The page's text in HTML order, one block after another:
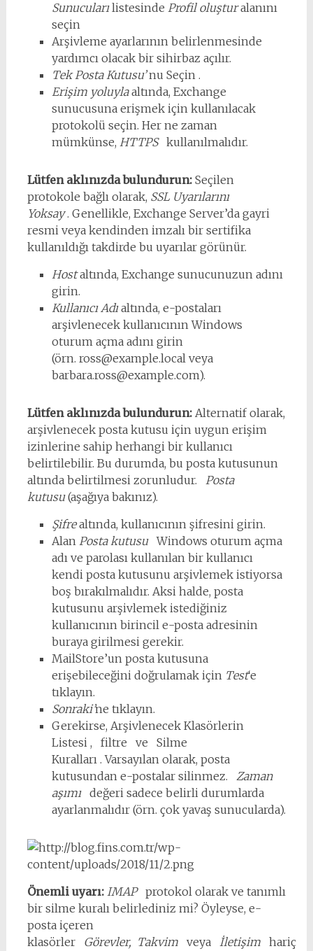
Sunucularılistesinde Profil oluşturalanını
seçin
Arşivleme ayarlarının belirlenmesinde
yardımcı olacak bir sihirbaz açılır.
Tek Posta Kutusu’nu Seçin .
Erişim yoluylaaltında, Exchange
sunucusuna erişmek için kullanılacak
protokolü seçin. Her ne zaman
mümkünse, HTTPSkullanılmalıdır.
Lütfen aklınızda bulundurun:Seçilen
protokole bağlı olarak, SSL Uyarılarını
Yoksay. Genellikle, Exchange Server’da gayri
resmi veya kendinden imzalı bir sertifika
kullanıldığı takdirde bu uyarılar görünür.
Hostaltında, Exchange sunucunuzun adını
girin.
Kullanıcı Adıaltında, e-postaları
arşivlenecek kullanıcının Windows
oturum açma adını girin
(örn. ross@example.localveya
barbara.ross@example.com).
Lütfen aklınızda bulundurun:Alternatif olarak,
arşivlenecek posta kutusu için uygun erişim
izinlerine sahip herhangi bir kullanıcı
belirtilebilir. Bu durumda, bu posta kutusunun
altında belirtilmesi zorunludur. Posta
kutusu(aşağıya bakınız).
Şifrealtında, kullanıcının şifresini girin.
Alan Posta kutusuWindows oturum açma
adı ve parolası kullanılan bir kullanıcı
kendi posta kutusunu arşivlemek istiyorsa
boş bırakılmalıdır. Aksi halde, posta
kutusunu arşivlemek istediğiniz
kullanıcının birincil e-posta adresinin
buraya girilmesi gerekir.
MailStore’un posta kutusuna
erişebileceğini doğrulamak için Test‘e
tıklayın.
Sonraki’ne tıklayın.
Gerekirse, Arşivlenecek Klasörlerin
Listesi , filtre ve Silme
Kuralları . Varsayılan olarak, posta
kutusundan e-postalar silinmez. Zaman
aşımıdeğeri sadece belirli durumlarda
ayarlanmalıdır (örn. çok yavaş sunucularda).
Önemli uyarı: IMAPprotokol olarak ve tanımlı
bir silme kuralı belirlediniz mi? Öyleyse, e-
posta içeren
klasörler Görevler, Takvimveya İletişimhariç